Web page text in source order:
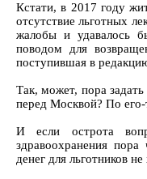
Кстати, в 2017 году
отсутствие льготных
жалобы и удавалось
поводом для
поступившая в
Так, может, пора
перед Москвой? По его-
И если острота
здравоохранения
денег для льготников не